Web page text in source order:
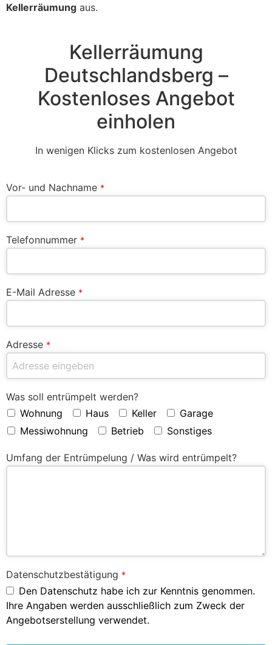
Kellerräumung aus.
Kellerräumung
Deutschlandsberg –
Kostenloses Angebot
einholen
In wenigen Klicks zum kostenlosen Angebot
Vor- und Nachname *
Telefonnummer *
E-Mail Adresse *
Adresse *
Was soll entrümpelt werden?
Wohnung
Haus Keller
Garage
Messiwohnung
Betrieb Sonstiges
Umfang der Entrümpelung / Was wird entrümpelt?
Datenschutzbestätigung *
Den Datenschutz habe ich zur Kenntnis genommen.
Ihre Angaben werden ausschließlich zum Zweck der
Angebotserstellung verwendet.